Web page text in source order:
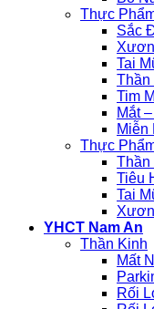
Thực
Sắc
Tai
Thần
Tim
Mắt
Miễn
Thực
Thần
Tiêu
Tai
YHCT Nam An
Thần Kinh
Mất
Rối